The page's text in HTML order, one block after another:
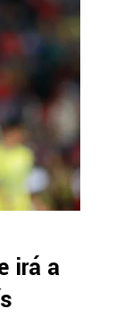
irá a